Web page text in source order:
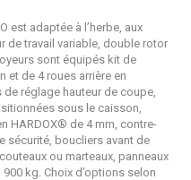
est adaptée à l’herbe, aux
de travail variable, double rotor
sont équipés kit de
et de 4 roues arrière en
réglage hauteur de coupe,
sous le caisson,
HARDOX® de 4 mm, contre-
sécurité, boucliers avant de
ou marteaux, panneaux
kg. Choix d’options selon